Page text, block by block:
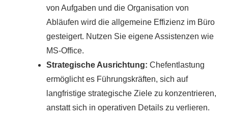
von Aufgaben und die Organisation von
Abläufen wird die allgemeine Effizienz im Büro
gesteigert. Nutzen Sie eigene Assistenzen wie
MS-Office.
Strategische Ausrichtung: Chefentlastung
ermöglicht es Führungskräften, sich auf
langfristige strategische Ziele zu konzentrieren,
anstatt sich in operativen Details zu verlieren.